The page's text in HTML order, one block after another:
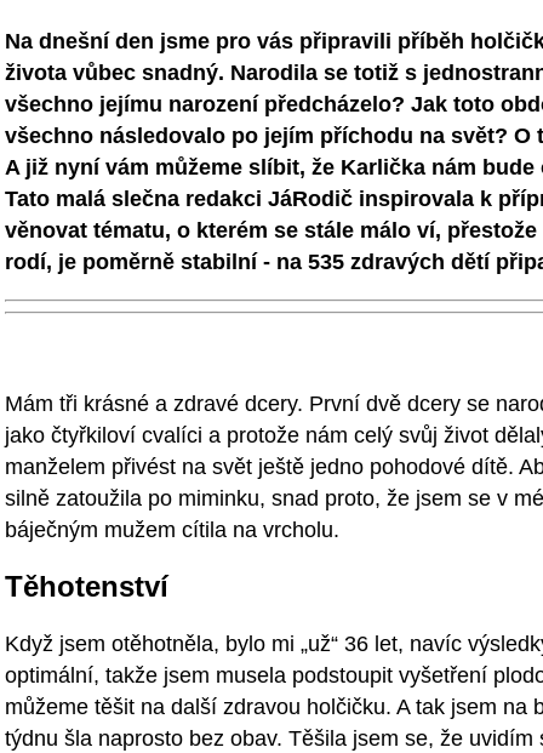
Na dnešní den jsme pro vás připravili příběh
života vůbec snadný. Narodila se totiž s
všechno jejímu narození předcházelo? Jak toto
všechno následovalo po jejím příchodu na svět? O
A již nyní vám můžeme slíbit, že Karlička nám
Tato malá slečna redakci JáRodič inspirovala k
věnovat tématu, o kterém se stále málo ví,
rodí, je poměrně stabilní - na 535 zdravých dětí
Mám tři krásné a zdravé dcery. První dvě dcery se
jako čtyřkiloví cvalíci a protože nám celý svůj život
manželem přivést na svět ještě jedno pohodové dítě.
silně zatoužila po miminku, snad proto, že jsem se v
báječným mužem cítila na vrcholu.
Těhotenství
Když jsem otěhotněla, bylo mi „už“ 36 let, navíc
optimální, takže jsem musela podstoupit vyšetření
můžeme těšit na další zdravou holčičku. A tak jsem na
týdnu šla naprosto bez obav. Těšila jsem se, že